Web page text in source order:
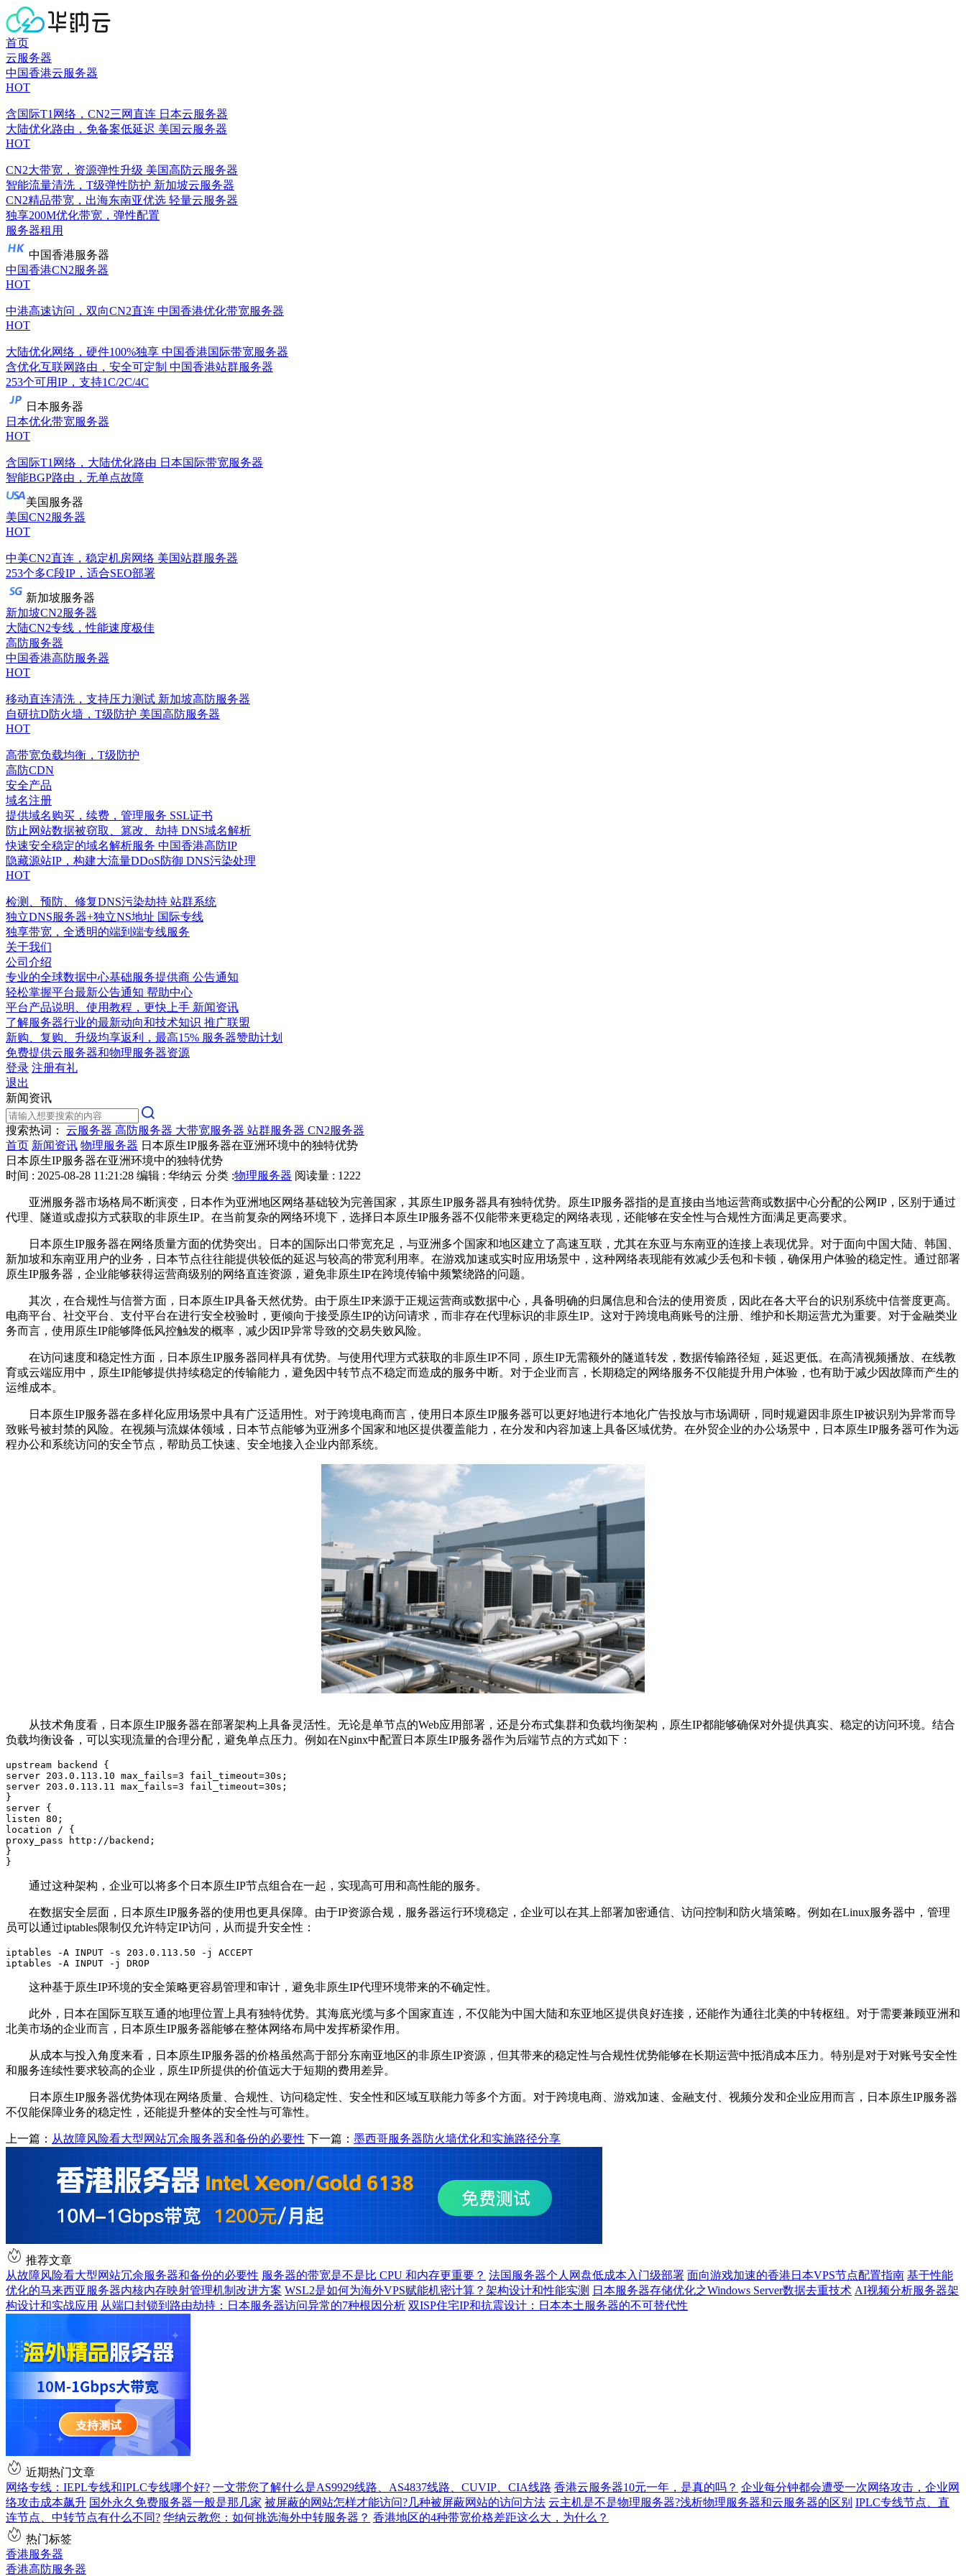
首页
云服务器
中国香港云服务器
HOT
含国际T1网络，CN2三网直连 日本云服务器
大陆优化路由，免备案低延迟 美国云服务器
HOT
CN2大带宽，资源弹性升级 美国高防云服务器
智能流量清洗，T级弹性防护 新加坡云服务器
CN2精品带宽，出海东南亚优选 轻量云服务器
独享200M优化带宽，弹性配置
服务器租用
中国香港服务器
中国香港CN2服务器
HOT
中港高速访问，双向CN2直连 中国香港优化带宽服务器
HOT
大陆优化网络，硬件100%独享 中国香港国际带宽服务器
含优化互联网路由，安全可定制 中国香港站群服务器
253个可用IP，支持1C/2C/4C
日本服务器
日本优化带宽服务器
HOT
含国际T1网络，大陆优化路由 日本国际带宽服务器
智能BGP路由，无单点故障
美国服务器
美国CN2服务器
HOT
中美CN2直连，稳定机房网络 美国站群服务器
253个多C段IP，适合SEO部署
新加坡服务器
新加坡CN2服务器
大陆CN2专线，性能速度极佳
高防服务器
中国香港高防服务器
HOT
移动直连清洗，支持压力测试 新加坡高防服务器
自研抗D防火墙，T级防护 美国高防服务器
HOT
高带宽负载均衡，T级防护
高防CDN
安全产品
域名注册
提供域名购买，续费，管理服务 SSL证书
防止网站数据被窃取、篡改、劫持 DNS域名解析
快速安全稳定的域名解析服务 中国香港高防IP
隐藏源站IP，构建大流量DDoS防御 DNS污染处理
HOT
检测、预防、修复DNS污染劫持 站群系统
独立DNS服务器+独立NS地址 国际专线
独享带宽，全透明的端到端专线服务
关于我们
公司介绍
专业的全球数据中心基础服务提供商 公告通知
轻松掌握平台最新公告通知 帮助中心
平台产品说明、使用教程，更快上手 新闻资讯
了解服务器行业的最新动向和技术知识 推广联盟
新购、复购、升级均享返利，最高15% 服务器赞助计划
免费提供云服务器和物理服务器资源
登录 注册有礼
退出
新闻资讯
搜索热词： 云服务器 高防服务器 大带宽服务器 站群服务器 CN2服务器
首页 新闻资讯 物理服务器 日本原生IP服务器在亚洲环境中的独特优势
日本原生IP服务器在亚洲环境中的独特优势
时间 : 2025-08-28 11:21:28 编辑 : 华纳云 分类 :物理服务器 阅读量 : 1222
亚洲服务器市场格局不断演变，日本作为亚洲地区网络基础较为完善国家，其原生IP服务器具有独特优势。原生IP服务器指的是直接由当地运营商或数据中心分配的公网IP ，区别于通过
代理、隧道或虚拟方式获取的非原生IP。在当前复杂的网络环境下，选择日本原生IP服务器不仅能带来更稳定的网络表现，还能够在安全性与合规性方面满足更高要求。
日本原生IP服务器在网络质量方面的优势突出。日本的国际出口带宽充足，与亚洲多个国家和地区建立了高速互联，尤其在东亚与东南亚的连接上表现优异。对于面向中国大陆、韩国、
新加坡和东南亚用户的业务，日本节点往往能提供较低的延迟与较高的带宽利用率。在游戏加速或实时应用场景中，这种网络表现能有效减少丢包和卡顿，确保用户体验的稳定性。通过部署
原生IP服务器，企业能够获得运营商级别的网络直连资源，避免非原生IP在跨境传输中频繁绕路的问题。
其次，在合规性与信誉方面，日本原生IP具备天然优势。由于原生IP来源于正规运营商或数据中心，具备明确的归属信息和合法的使用资质，因此在各大平台的识别系统中信誉度更高。
电商平台、社交平台、支付平台在进行安全校验时，更倾向于接受原生IP的访问请求，而非存在代理标识的非原生IP。这对于跨境电商账号的注册、维护和长期运营尤为重要。对于金融类业
务而言，使用原生IP能够降低风控触发的概率，减少因IP异常导致的交易失败风险。
在访问速度和稳定性方面，日本原生IP服务器同样具有优势。与使用代理方式获取的非原生IP不同，原生IP无需额外的隧道转发，数据传输路径短，延迟更低。在高清视频播放、在线教
育或云端应用中，原生IP能够提供持续稳定的传输能力，避免因中转节点不稳定而造成的服务中断。对于企业而言，长期稳定的网络服务不仅能提升用户体验，也有助于减少因故障而产生的
运维成本。
日本原生IP服务器在多样化应用场景中具有广泛适用性。对于跨境电商而言，使用日本原生IP服务器可以更好地进行本地化广告投放与市场调研，同时规避因非原生IP被识别为异常而导
致账号被封禁的风险。在视频与流媒体领域，日本节点能够为亚洲多个国家和地区提供覆盖能力，在分发和内容加速上具备区域优势。在外贸企业的办公场景中，日本原生IP服务器可作为远
程办公和系统访问的安全节点，帮助员工快速、安全地接入企业内部系统。
从技术角度看，日本原生IP服务器在部署架构上具备灵活性。无论是单节点的Web应用部署，还是分布式集群和负载均衡架构，原生IP都能够确保对外提供真实、稳定的访问环境。结合
负载均衡设备，可以实现流量的合理分配，避免单点压力。例如在Nginx中配置日本原生IP服务器作为后端节点的方式如下：
upstream backend {
server 203.0.113.10 max_fails=3 fail_timeout=30s;
server 203.0.113.11 max_fails=3 fail_timeout=30s;
}
server {
listen 80;
location / {
proxy_pass http://backend;
}
}
通过这种架构，企业可以将多个日本原生IP节点组合在一起，实现高可用和高性能的服务。
在数据安全层面，日本原生IP服务器的使用也更具保障。由于IP资源合规，服务器运行环境稳定，企业可以在其上部署加密通信、访问控制和防火墙策略。例如在Linux服务器中，管理
员可以通过iptables限制仅允许特定IP访问，从而提升安全性：
iptables -A INPUT -s 203.0.113.50 -j ACCEPT
iptables -A INPUT -j DROP
这种基于原生IP环境的安全策略更容易管理和审计，避免非原生IP代理环境带来的不确定性。
此外，日本在国际互联互通的地理位置上具有独特优势。其海底光缆与多个国家直连，不仅能为中国大陆和东亚地区提供良好连接，还能作为通往北美的中转枢纽。对于需要兼顾亚洲和
北美市场的企业而言，日本原生IP服务器能够在整体网络布局中发挥桥梁作用。
从成本与投入角度来看，日本原生IP服务器的价格虽然高于部分东南亚地区的非原生IP资源，但其带来的稳定性与合规性优势能够在长期运营中抵消成本压力。特别是对于对账号安全性
和服务连续性要求较高的企业，原生IP所提供的价值远大于短期的费用差异。
日本原生IP服务器优势体现在网络质量、合规性、访问稳定性、安全性和区域互联能力等多个方面。对于跨境电商、游戏加速、金融支付、视频分发和企业应用而言，日本原生IP服务器
不仅能保障业务的稳定性，还能提升整体的安全性与可靠性。
上一篇： 从故障风险看大型网站冗余服务器和备份的必要性 下一篇： 墨西哥服务器防火墙优化和实施路径分享
推荐文章
从故障风险看大型网站冗余服务器和备份的必要性 服务器的带宽是不是比 CPU 和内存更重要？ 法国服务器个人网盘低成本入门级部署 面向游戏加速的香港日本VPS节点配置指南 基于性能
优化的马来西亚服务器内核内存映射管理机制改进方案 WSL2是如何为海外VPS赋能机密计算？架构设计和性能实测 日本服务器存储优化之Windows Server数据去重技术 AI视频分析服务器架
构设计和实战应用 从端口封锁到路由劫持：日本服务器访问异常的7种根因分析 双ISP住宅IP和抗震设计：日本本土服务器的不可替代性
近期热门文章
网络专线：IEPL专线和IPLC专线哪个好? 一文带您了解什么是AS9929线路、AS4837线路、CUVIP、CIA线路 香港云服务器10元一年，是真的吗？ 企业每分钟都会遭受一次网络攻击，企业网
络攻击成本飙升 国外永久免费服务器一般是那几家 被屏蔽的网站怎样才能访问?几种被屏蔽网站的访问方法 云主机是不是物理服务器?浅析物理服务器和云服务器的区别 IPLC专线节点、直
连节点、中转节点有什么不同? 华纳云教您：如何挑选海外中转服务器？ 香港地区的4种带宽价格差距这么大，为什么？
热门标签
香港服务器
香港高防服务器